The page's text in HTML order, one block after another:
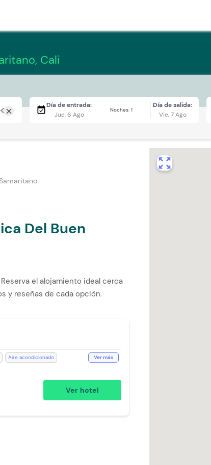
Cali
close event_availableDía de entrada:
Jue, 6 Ago
Noches: 1
Día de salida:
Vie, 7 Ago
Del Buen
el alojamiento ideal cerca
y reseñas de cada opción.
Aire acondicionado
Kit de aseo
Ver más
Ver hotel
zoom_out_map